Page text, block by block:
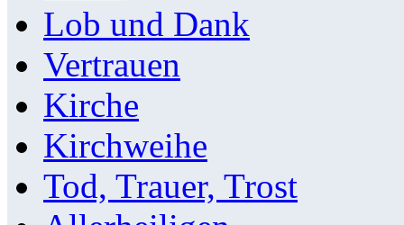
Lob und Dank
Vertrauen
Kirche
Kirchweihe
Tod, Trauer, Trost